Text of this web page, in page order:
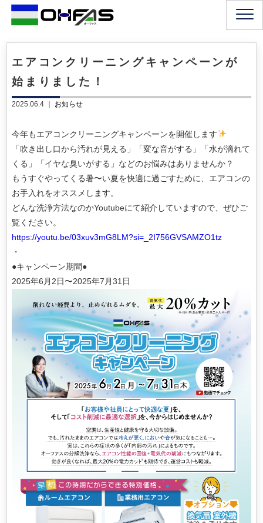
エアコンクリーニングキャンペーンが
始まりました！
2025.06.4 ｜ お知らせ
今年もエアコンクリーニングキャンペーンを開催します
「吹き出し口から汚れが見える」「変な音がする」「水が滴れて
くる」「イヤな臭いがする」などのお悩みはありませんか？
もうすぐやってくる暑〜い夏を快適に過ごすために、エアコンの
お手入れをオススメします。
どんな洗浄方法なのかYoutubeにて紹介していますので、ぜひご
覧ください。
https://youtu.be/03xuv3mG8LM?si=_2I756GVSAMZO1tz
・
●キャンペーン期間●
2025年6月2日〜2025年7月31日